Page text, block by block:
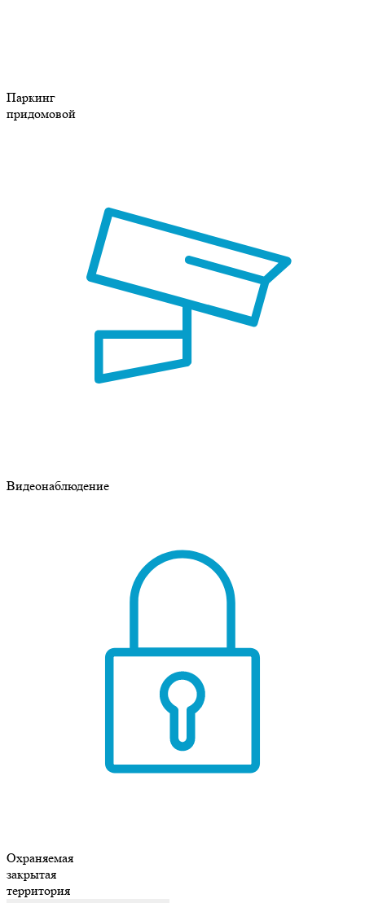
Паркинг
придомовой
Видеонаблюдение
Охраняемая
закрытая
территория